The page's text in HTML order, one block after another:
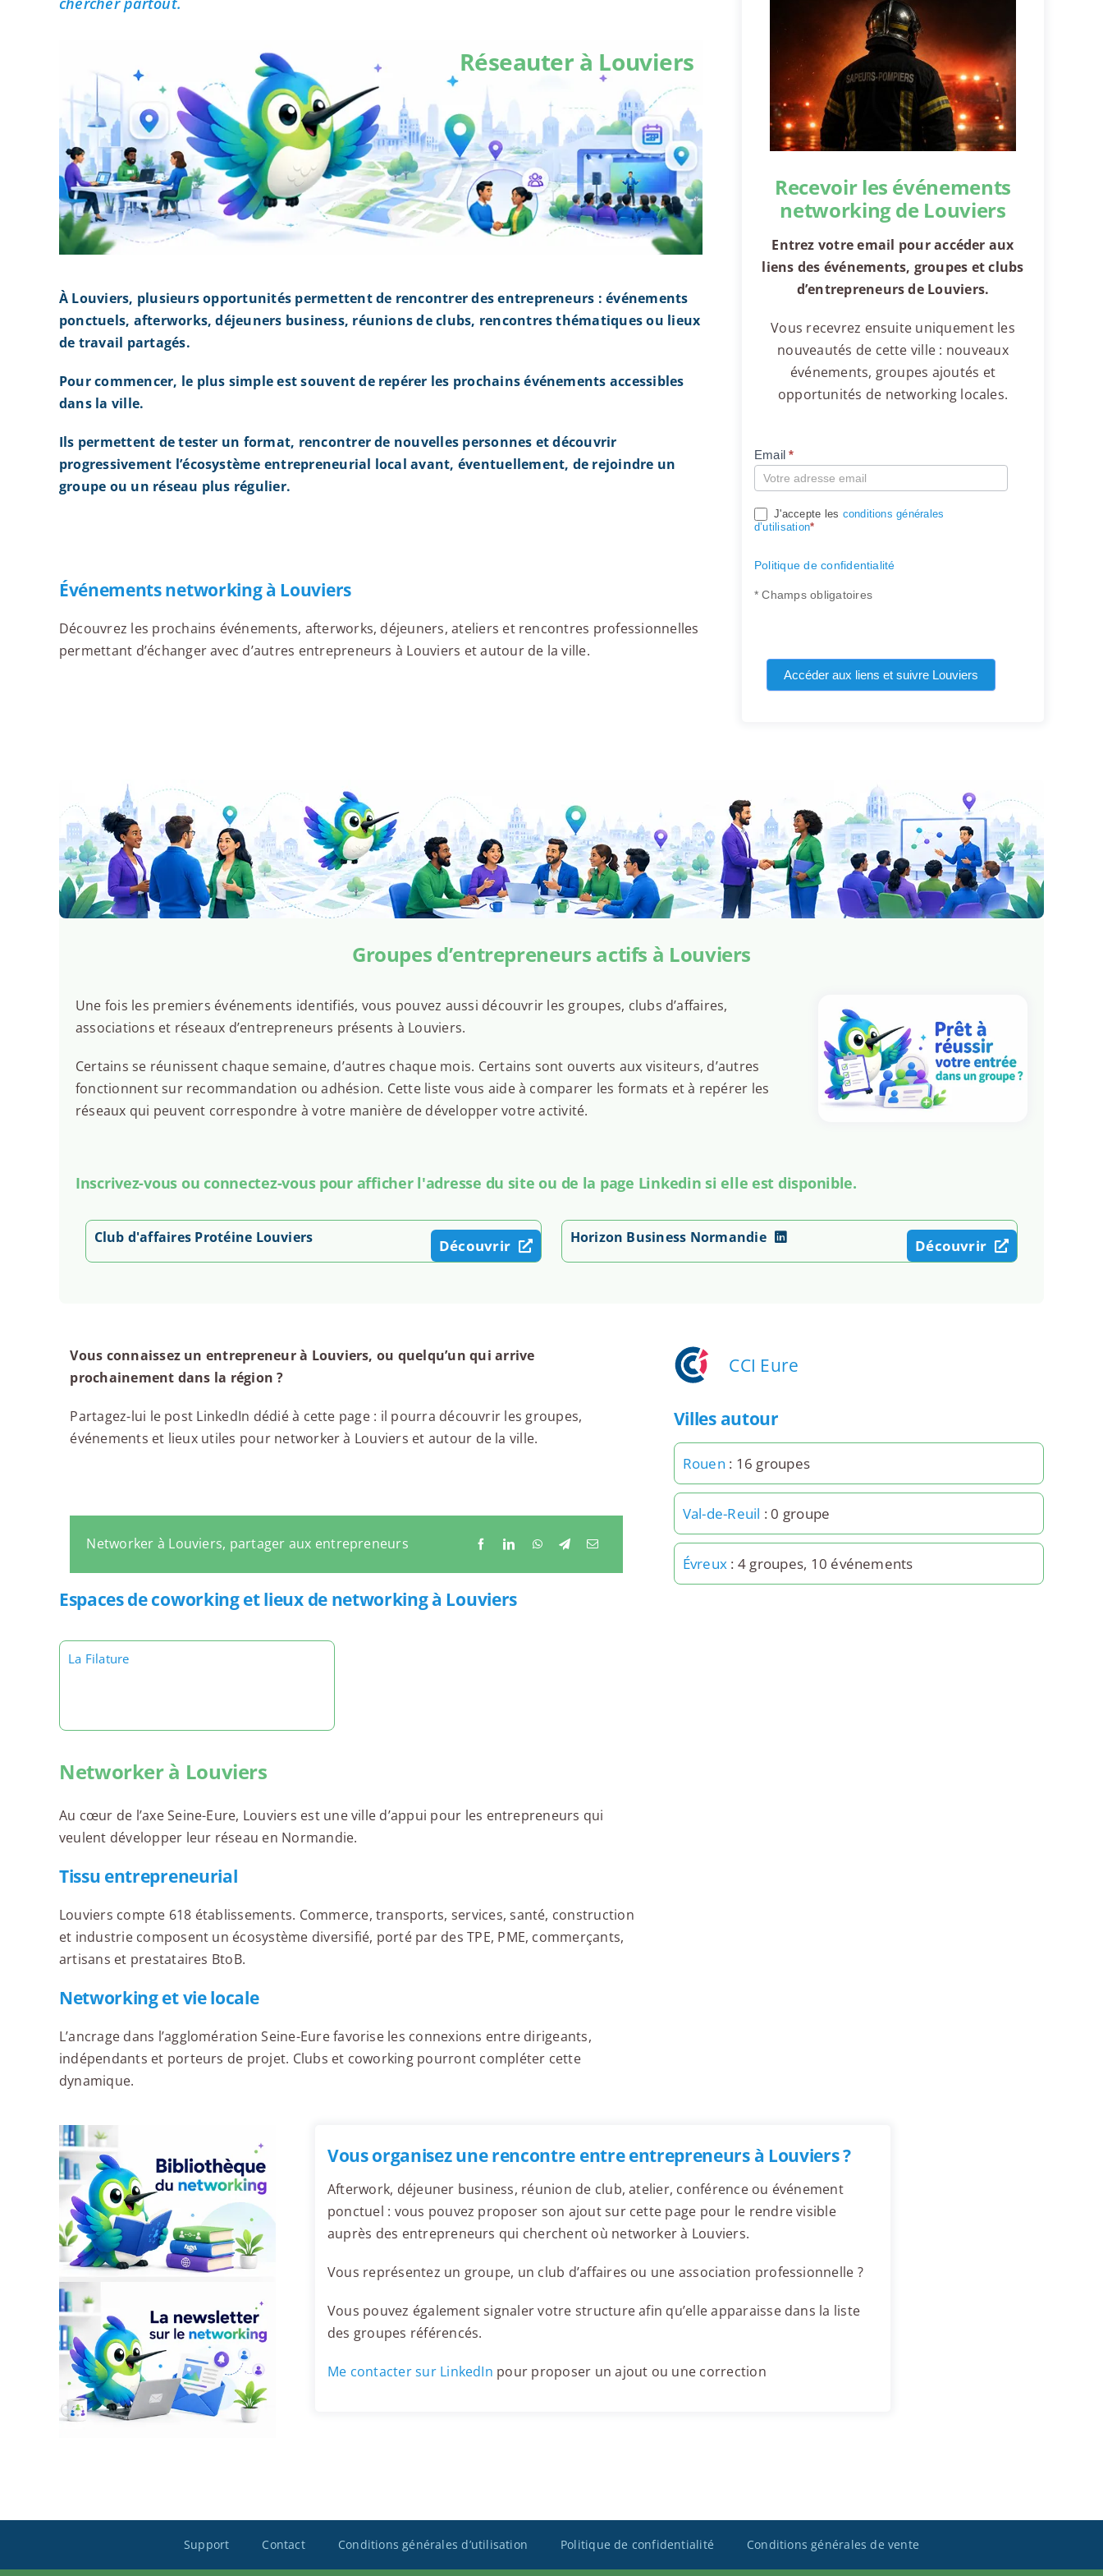
Réseauter à Louviers
À Louviers, plusieurs opportunités permettent de rencontrer des entrepreneurs : événements
ponctuels, afterworks, déjeuners business, réunions de clubs, rencontres thématiques ou lieux
de travail partagés.
Pour commencer, le plus simple est souvent de repérer les prochains événements accessibles
dans la ville.
Ils permettent de tester un format, rencontrer de nouvelles personnes et découvrir
progressivement l’écosystème entrepreneurial local avant, éventuellement, de rejoindre un
groupe ou un réseau plus régulier.
Événements networking à Louviers
Découvrez les prochains événements, afterworks, déjeuners, ateliers et rencontres professionnelles
permettant d’échanger avec d’autres entrepreneurs à Louviers et autour de la ville.
Recevoir les événements
networking de Louviers
Entrez votre email pour accéder aux
liens des événements, groupes et clubs
d’entrepreneurs de Louviers.
Vous recevrez ensuite uniquement les
nouveautés de cette ville : nouveaux
événements, groupes ajoutés et
opportunités de networking locales.
Compte
Email*
J'accepte les conditions générales
d’utilisation*
Politique de confidentialité
* Champs obligatoires
Accéder aux liens et suivre Louviers
Groupes d’entrepreneurs actifs à Louviers
Une fois les premiers événements identifiés, vous pouvez aussi découvrir les groupes, clubs d’affaires,
associations et réseaux d’entrepreneurs présents à Louviers.
Certains se réunissent chaque semaine, d’autres chaque mois. Certains sont ouverts aux visiteurs, d’autres
fonctionnent sur recommandation ou adhésion. Cette liste vous aide à comparer les formats et à repérer les
réseaux qui peuvent correspondre à votre manière de développer votre activité.
Inscrivez-vous ou connectez-vous pour afficher l'adresse du site ou de la page Linkedin si elle est disponible.
Club d'affaires Protéine Louviers Découvrir Horizon Business Normandie Découvrir
Vous connaissez un entrepreneur à Louviers, ou quelqu’un qui arrive
prochainement dans la région ?
Partagez-lui le post LinkedIn dédié à cette page : il pourra découvrir les groupes,
événements et lieux utiles pour networker à Louviers et autour de la ville.
Networker à Louviers, partager aux entrepreneurs
Espaces de coworking et lieux de networking à Louviers
La Filature
Networker à Louviers
Au cœur de l’axe Seine-Eure, Louviers est une ville d’appui pour les entrepreneurs qui
veulent développer leur réseau en Normandie.
Tissu entrepreneurial
Louviers compte 618 établissements. Commerce, transports, services, santé, construction
et industrie composent un écosystème diversifié, porté par des TPE, PME, commerçants,
artisans et prestataires BtoB.
Networking et vie locale
L’ancrage dans l’agglomération Seine-Eure favorise les connexions entre dirigeants,
indépendants et porteurs de projet. Clubs et coworking pourront compléter cette
dynamique.
CCI Eure
Villes autour
Rouen : 16 groupes
Val-de-Reuil : 0 groupe
Évreux : 4 groupes, 10 événements
Vous organisez une rencontre entre entrepreneurs à Louviers ?
Afterwork, déjeuner business, réunion de club, atelier, conférence ou événement
ponctuel : vous pouvez proposer son ajout sur cette page pour le rendre visible
auprès des entrepreneurs qui cherchent où networker à Louviers.
Vous représentez un groupe, un club d’affaires ou une association professionnelle ?
Vous pouvez également signaler votre structure afin qu’elle apparaisse dans la liste
des groupes référencés.
Me contacter sur LinkedIn pour proposer un ajout ou une correction
Support Contact Conditions générales d’utilisation Politique de confidentialité Conditions générales de vente